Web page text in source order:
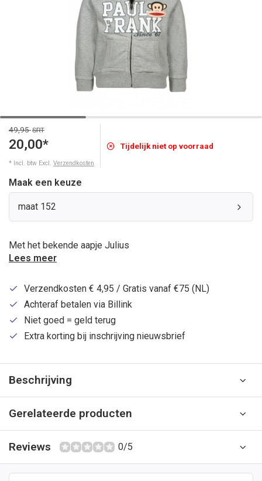
49,95SRT
20,00*
* Incl. btw Excl. Verzendkosten
Tijdelijk niet op voorraad
Maak een keuze
maat 152
Met het bekende aapje Julius
Lees meer
Verzendkosten € 4,95 / Gratis vanaf €75 (NL)
Achteraf betalen via Billink
Niet goed = geld terug
Extra korting bij inschrijving nieuwsbrief
Beschrijving
Gerelateerde producten
Reviews 0/5